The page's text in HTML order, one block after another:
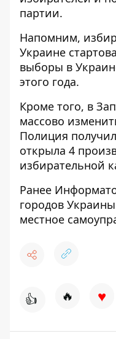
партии.
Напомним,
Украине
выборы в
этого года.
Кроме того, в
массово
Полиция
открыла 4
избирательной
Ранее
городов
местное
👍 🔥 ♥